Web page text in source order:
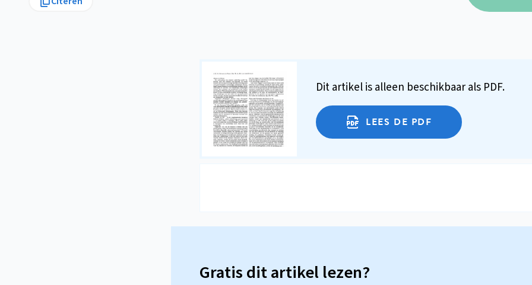
Dit artikel is alleen beschikbaar als PDF.
LEES DE PDF
Gratis dit artikel lezen?